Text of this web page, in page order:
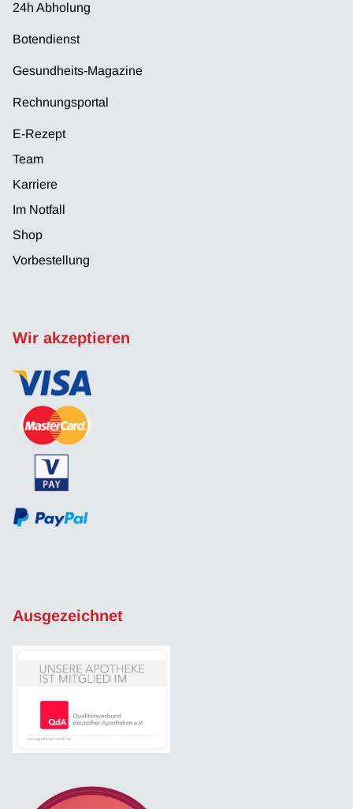
24h Abholung
Botendienst
Gesundheits-Magazine
Rechnungsportal
E-Rezept
Team
Karriere
Im Notfall
Shop
Vorbestellung
Wir akzeptieren
Ausgezeichnet